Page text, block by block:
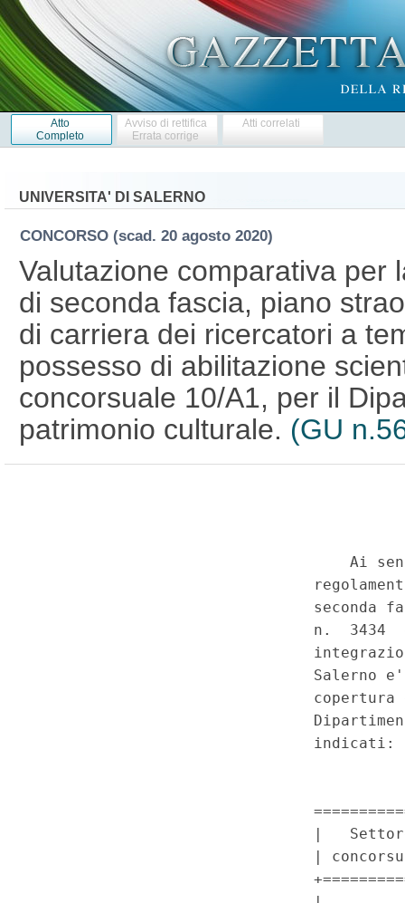
Atto
Completo
Avviso di rettifica
Errata corrige
Atti correlati
UNIVERSITA' DI SALERNO
CONCORSO (scad. 20 agosto 2020)
Valutazione comparativa per
di seconda fascia, piano
di carriera dei ricercatori a
possesso di abilitazione
concorsuale 10/A1, per il
patrimonio culturale. (GU